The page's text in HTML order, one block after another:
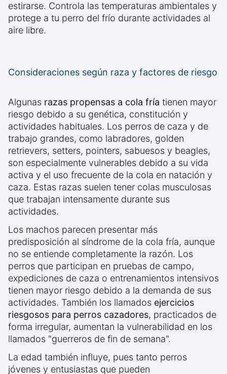
estirarse. Controla las temperaturas ambientales y
protege a tu perro del frío durante actividades al
aire libre.
Consideraciones según raza y factores de riesgo
Algunas razas propensas a cola fría tienen mayor
riesgo debido a su genética, constitución y
actividades habituales. Los perros de caza y de
trabajo grandes, como labradores, golden
retrievers, setters, pointers, sabuesos y beagles,
son especialmente vulnerables debido a su vida
activa y el uso frecuente de la cola en natación y
caza. Estas razas suelen tener colas musculosas
que trabajan intensamente durante sus
actividades.
Los machos parecen presentar más
predisposición al síndrome de la cola fría, aunque
no se entiende completamente la razón. Los
perros que participan en pruebas de campo,
expediciones de caza o entrenamientos intensivos
tienen mayor riesgo debido a la demanda de sus
actividades. También los llamados ejercicios
riesgosos para perros cazadores, practicados de
forma irregular, aumentan la vulnerabilidad en los
llamados "guerreros de fin de semana".
La edad también influye, pues tanto perros
jóvenes y entusiastas que pueden